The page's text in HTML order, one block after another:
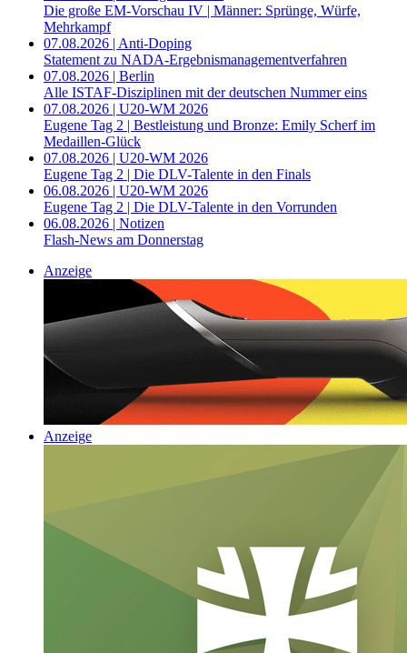
Die große EM-Vorschau IV | Männer: Sprünge, Würfe,
Mehrkampf
07.08.2026 | Anti-Doping
Statement zu NADA-Ergebnismanagementverfahren
07.08.2026 | Berlin
Alle ISTAF-Disziplinen mit der deutschen Nummer eins
07.08.2026 | U20-WM 2026
Eugene Tag 2 | Bestleistung und Bronze: Emily Scherf im
Medaillen-Glück
07.08.2026 | U20-WM 2026
Eugene Tag 2 | Die DLV-Talente in den Finals
06.08.2026 | U20-WM 2026
Eugene Tag 2 | Die DLV-Talente in den Vorrunden
06.08.2026 | Notizen
Flash-News am Donnerstag
Anzeige
Anzeige